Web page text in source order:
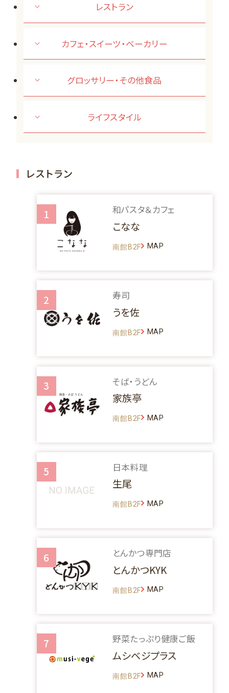
レストラン
カフェ・スイーツ・ベーカリー
グロッサリー・その他食品
ライフスタイル
レストラン
1 和パスタ＆カフェ
こなな
南館B2F MAP
2 寿司
うを佐
南館B2F MAP
3 そば・うどん
家族亭
南館B2F MAP
5 日本料理
生尾
南館B2F MAP
6 とんかつ専門店
とんかつKYK
南館B2F MAP
7 野菜たっぷり健康ご飯
ムシベジプラス
南館B2F MAP